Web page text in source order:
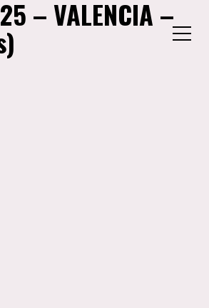
MENU
– VALENCIA –